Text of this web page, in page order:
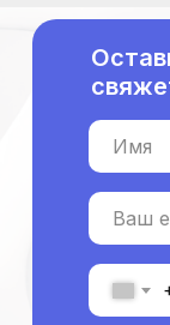
Имя
Ваш
Новые курсы
Эндокринология
Детская нутрициология
Молекулярная
О нашем центре
Основные сведения